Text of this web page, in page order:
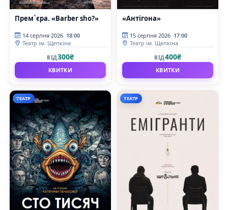
Прем`єра. «Barber sho?»
14 серпня 2026 18:00
Театр ім. Щепкіна
ВІД300₴
КВИТКИ
«Антігона»
15 серпня 2026 17:00
Театр ім. Щепкіна
ВІД400₴
КВИТКИ
ТЕАТР ТЕАТР